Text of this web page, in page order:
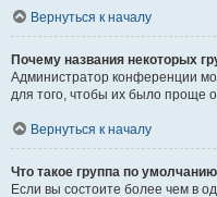
Вернуться к началу
Почему названия некоторых
Администратор конференции
для того, чтобы их было проще
Вернуться к началу
Что такое группа по
Если вы состоите более чем в